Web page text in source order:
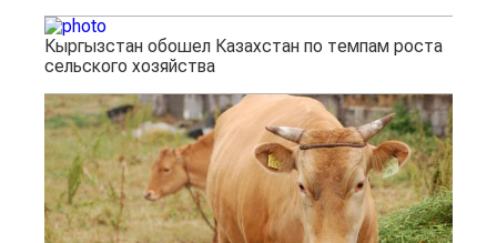
Кыргызстан обошел Казахстан по темпам роста
сельского хозяйства